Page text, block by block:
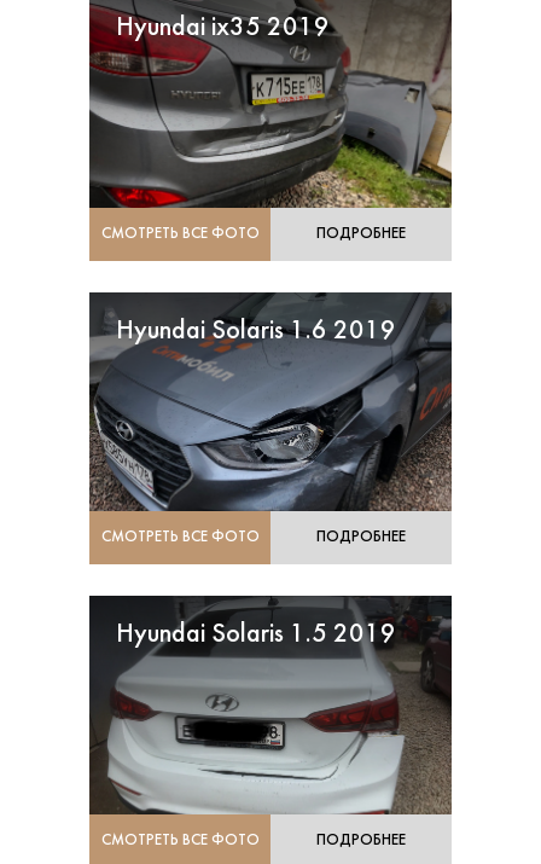
Hyundai ix35 2019
СМОТРЕТЬ ВСЕ ФОТО ПОДРОБНЕЕ
Hyundai Solaris 1.6 2019
СМОТРЕТЬ ВСЕ ФОТО ПОДРОБНЕЕ
Hyundai Solaris 1.5 2019
СМОТРЕТЬ ВСЕ ФОТО ПОДРОБНЕЕ